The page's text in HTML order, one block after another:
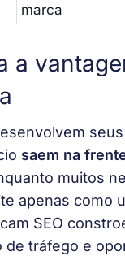
marca
a
seus
saem na
muitos
apenas como
SEO
de tráfego e